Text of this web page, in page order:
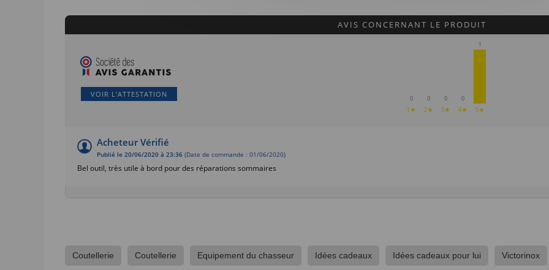
AVIS CONCERNANT LE PRODUIT
VOIR L'ATTESTATION 0
1★
0
2★
0
3★
0
4★
1
5★
Acheteur Vérifié
Publié le 20/06/2020 à 23:36 (Date de commande : 01/06/2020)
Bel outil, très utile à bord pour des réparations sommaires
Coutellerie Coutellerie Equipement du chasseur Idées cadeaux Idées cadeaux pour lui Victorinox